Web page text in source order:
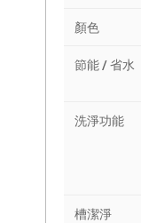
顏色
節能 / 省水
洗淨功能
槽潔淨